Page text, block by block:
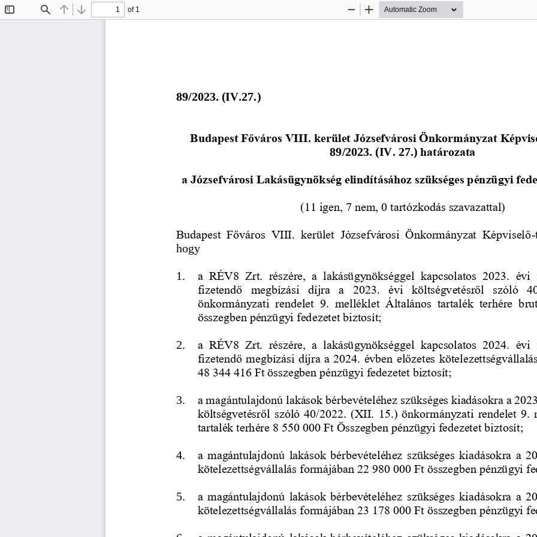
Find Previous
Next
of 1
Zoom
Zoom
89/2023. (IV.27.)
Budapest Főváros VIII. kerület Józsefvárosi Önkormányzat
89/2023. (IV. 27.) határozata
a Józsefvárosi Lakásügynökség elindításához szükséges pénzügyi
(11 igen, 7 nem, 0 tartózkodás szavazattal)
Budapest  Főváros  VIII.  kerület  Józsefvárosi  Önkormányzat  Képviselő-
hogy
1. a  RÉV8  Zrt.  részére,  a  lakásügynökséggel  kapcsolatos  2023.  évi
fizetendő  megbízási  díjra  a  2023.  évi  költségvetésről  szóló
önkormányzati  rendelet  9.  melléklet  Általános  tartalék  terhére  b
összegben pénzügyi fedezetet biztosít;
2. a  RÉV8  Zrt.  részére,  a  lakásügynökséggel  kapcsolatos  2024.  évi
fizetendő megbízási díjra a 2024. évben előzetes
48 344 416 Ft összegben pénzügyi fedezetet biztosít;
3.
a magántulajdonú lakások bérbevételéhez szükséges kiadásokra a
költségvetésről szóló 40/2022. (XII. 15.) önkormányzati rendelet 9.
tartalék terhére 8 550 000 Ft Összegben pénzügyi fedezetet biztosít;
4. a magántulajdonú lakások bérbevételéhez szükséges kiadásokra  a
kötelezettségvállalás formájában 22 980 000 Ft összegben pénzügyi
5.
a magántulajdonú lakások bérbevételéhez szükséges kiadásokra  a
kötelezettségvállalás formájában 23 178 000 Ft összegben pénzügyi